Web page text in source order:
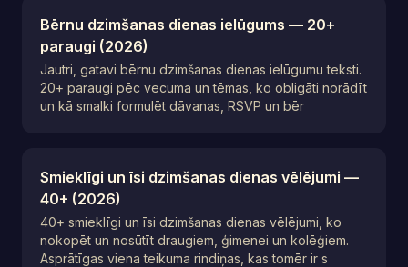
Bērnu dzimšanas dienas ielūgums — 20+
paraugi (2026)
Jautri, gatavi bērnu dzimšanas dienas ielūgumu teksti.
20+ paraugi pēc vecuma un tēmas, ko obligāti norādīt
un kā smalki formulēt dāvanas, RSVP un bēr
Smieklīgi un īsi dzimšanas dienas vēlējumi —
40+ (2026)
40+ smieklīgi un īsi dzimšanas dienas vēlējumi, ko
nokopēt un nosūtīt draugiem, ģimenei un kolēģiem.
Asprātīgas viena teikuma rindiņas, kas tomēr ir s